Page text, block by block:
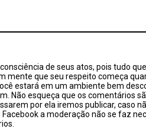
de seus atos, pois tudo
mente que seu respeito começa
estará em um ambiente bem
Não esqueça que os comentários
por ela iremos publicar, caso
a moderação não se faz